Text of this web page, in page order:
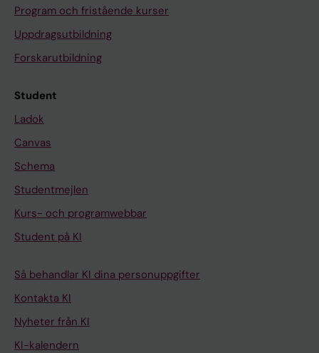
Program och fristående kurser
Uppdragsutbildning
Forskarutbildning
Student
Ladok
Canvas
Schema
Studentmejlen
Kurs- och programwebbar
Student på KI
Så behandlar KI dina personuppgifter
Kontakta KI
Nyheter från KI
KI-kalendern